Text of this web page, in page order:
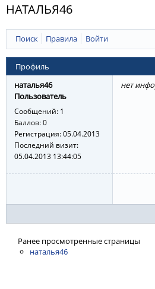
НАТАЛЬЯ46
Поиск Правила Войти
Профиль
наталья46
Пользователь
Сообщений: 1
Баллов:0
Регистрация:05.04.2013
Последний визит:
05.04.2013 13:44:05
нет
Ранее просмотренные страницы
наталья46